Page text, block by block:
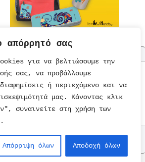
απόρρητό σας
για να βελτιώσουμε την
σας, να προβάλλουμε
ή περιεχόμενο και να
μας. Κάνοντας κλικ
συναινείτε στη χρήση των
Απόρριψη όλων Αποδοχή όλων
ΠΡΟΣΚΛΗΣΕΙΣ
ΠΑΙΔΙΚΟ
ΕΚΠΑΙΔΕΥΣΗ
ΨΥΥΧΑΓΩΓΙΑ
ΠΑΡΑΜΥΘΙΑ
ΤΕΤΡΑΔΙΑ
ΖΩΓΡΑΦΙΚΗΣ